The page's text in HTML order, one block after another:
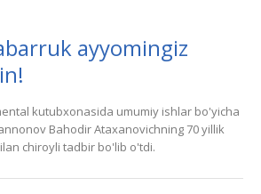
ayyomingiz
kutubxonasida umumiy ishlar bo'yicha
Bahodir Ataxanovichning 70 yillik
chiroyli tadbir bo'lib o'tdi.